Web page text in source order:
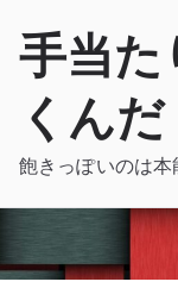
手当
くんだ
飽きっぽいのは本